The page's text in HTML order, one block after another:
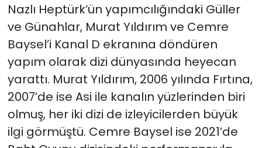
Nazlı Heptürk’ün yapımcılığındaki Güller
ve Günahlar, Murat Yıldırım ve Cemre
Baysel’i Kanal D ekranına döndüren
yapım olarak dizi dünyasında heyecan
yarattı. Murat Yıldırım, 2006 yılında Fırtına,
2007’de ise Asi ile kanalın yüzlerinden biri
olmuş, her iki dizi de izleyicilerden büyük
ilgi görmüştü. Cemre Baysel ise 2021’de